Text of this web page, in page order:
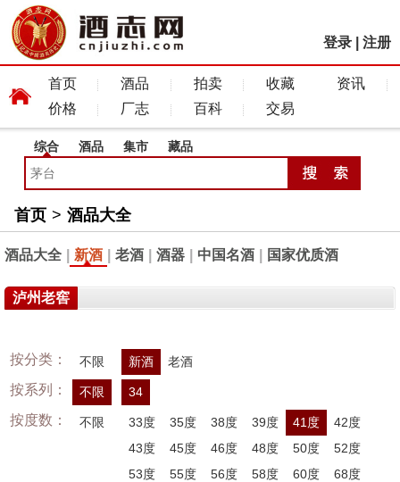
登录 注册
首页 酒品 拍卖 收藏
资讯
价格
厂志 百科 交易
综合 酒品 集市 藏品
首页 > 酒品大全
酒品大全 新酒 老酒 酒器 中国名酒 国家优质酒
泸州老窖
按分类： 不限 新酒 老酒
按系列： 不限 34
按度数： 不限 33度 35度 38度 39度 41度
42度
43度
45度 46度 48度 50度
52度
53度
55度 56度 58度 60度 68度